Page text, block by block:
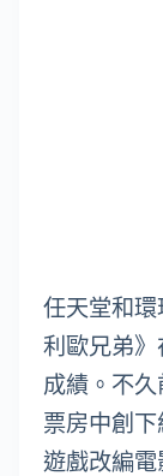
任天堂和
利歐兄弟
成績。不
票房中創
遊戲改編電